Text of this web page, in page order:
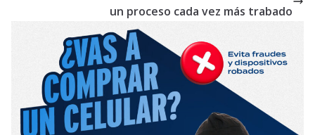
un proceso cada vez más trabado